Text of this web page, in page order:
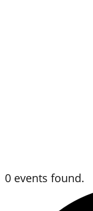
0 events found.